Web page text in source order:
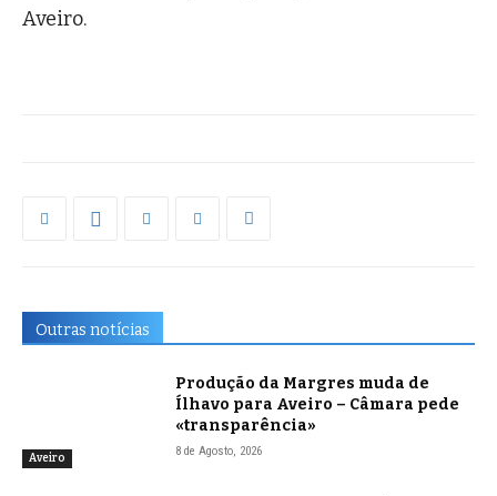
Aveiro.
Outras notícias
Aveiro
Produção da Margres muda de
Ílhavo para Aveiro – Câmara pede
«transparência»
8 de Agosto, 2026